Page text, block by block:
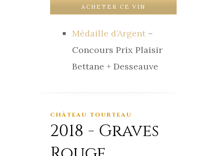
ACHETER CE VIN
Médaille d’Argent–
Concours Prix Plaisir
Bettane + Desseauve
CHÂTEAU TOURTEAU
2018 - Graves